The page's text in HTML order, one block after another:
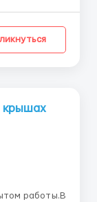
крышах
работы.В